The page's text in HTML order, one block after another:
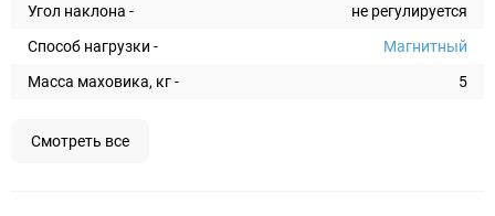
Угол наклона -
не регулируется
Способ нагрузки -
Магнитный
Масса маховика, кг -
5
Смотреть все